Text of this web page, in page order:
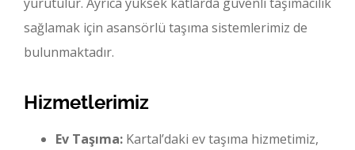
sağlamak için asansörlü taşıma sistemlerimiz de
bulunmaktadır.
Hizmetlerimiz
Ev Taşıma: Kartal’daki ev taşıma hizmetimiz,